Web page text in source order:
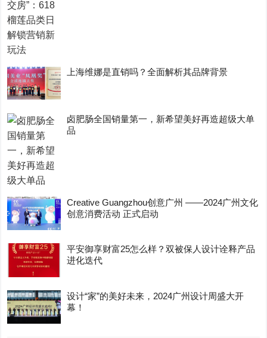
上海维娜是直销吗？全面解析其品牌背景
卤肥肠全国销量第一，新希望美好再造超级大单
品
Creative Guangzhou创意广州 ——2024广州文化
创意消费活动 正式启动
平安御享财富25怎么样？双被保人设计诠释产品
进化迭代
设计“家”的美好未来，2024广州设计周盛大开
幕！